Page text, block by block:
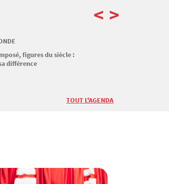
figures du siècle :
différence
< >
TOUT L'AGENDA